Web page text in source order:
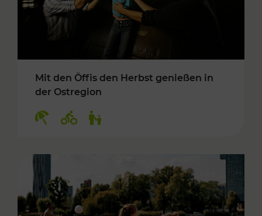
Mit den Öffis den Herbst genießen in
der Ostregion